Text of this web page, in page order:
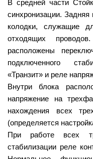
В средней части
синхронизации.
колодки, служащие
отходящих
расположены
подключенного
«Транзит» и реле
Внутри блока
напряжение на
нахождения всех
(определяется
При работе всех
стабилизации реле